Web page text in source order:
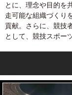
とに、理念や目的を
走可能な組織づくり
貢献。さらに、競技
として、競技スポー